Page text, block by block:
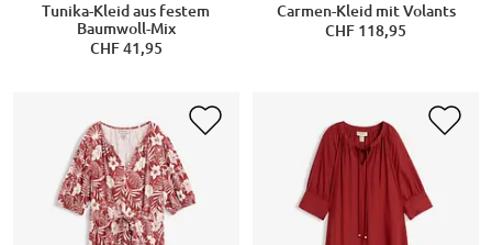
Tunika-Kleid aus festem
Baumwoll-Mix
CHF 41,95
Carmen-Kleid mit Volants
CHF 118,95